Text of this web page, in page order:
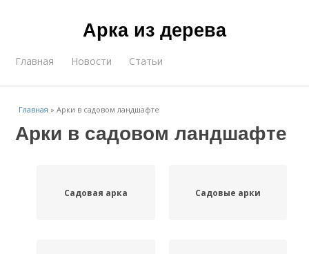
Арка из дерева
Главная Новости Статьи
Главная »Арки в садовом ландшафте
Арки в садовом ландшафте
Садовая арка Садовые арки